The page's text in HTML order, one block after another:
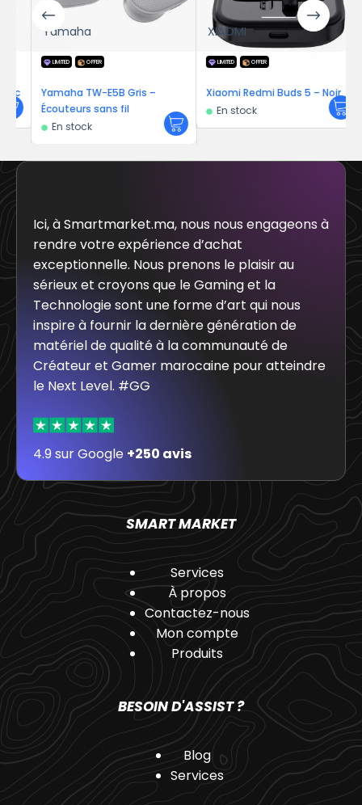
Yamaha
LIMITED OFFER
Yamaha TW-E5B Gris –
Écouteurs sans fil
En stock
XIAOMI
LIMITED OFFER
Xiaomi Redmi Buds 5 – Noir
En stock
Ici, à Smartmarket.ma, nous nous engageons à
rendre votre expérience d’achat
exceptionnelle. Nous prenons le plaisir au
sérieux et croyons que le Gaming et la
Technologie sont une forme d’art qui nous
inspire à fournir la dernière génération de
matériel de qualité à la communauté de
Créateur et Gamer marocaine pour atteindre
le Next Level. #GG
4.9 sur Google +250 avis
SMART MARKET
Services
À propos
Contactez-nous
Mon compte
Produits
BESOIN D'ASSIST ?
Blog
Services